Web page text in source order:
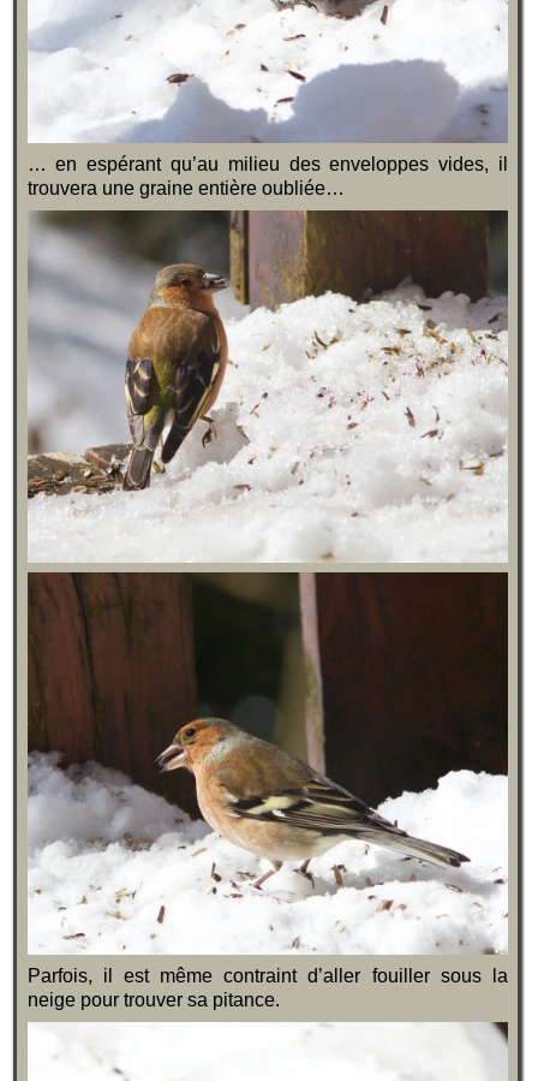
… en espérant qu’au milieu des enveloppes vides, il
trouvera une graine entière oubliée…
Parfois, il est même contraint d’aller fouiller sous la
neige pour trouver sa pitance.